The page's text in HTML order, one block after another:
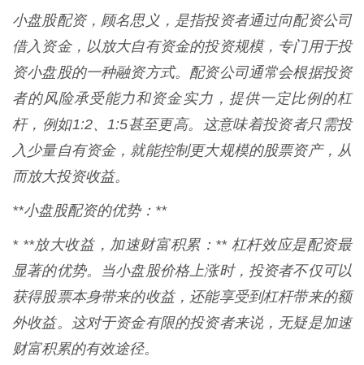
小盘股配资，顾名思义，是指投资者通过向配资公司
借入资金，以放大自有资金的投资规模，专门用于投
资小盘股的一种融资方式。配资公司通常会根据投资
者的风险承受能力和资金实力，提供一定比例的杠
杆，例如1:2、1:5甚至更高。这意味着投资者只需投
入少量自有资金，就能控制更大规模的股票资产，从
而放大投资收益。
**小盘股配资的优势：**
* **放大收益，加速财富积累：** 杠杆效应是配资最
显著的优势。当小盘股价格上涨时，投资者不仅可以
获得股票本身带来的收益，还能享受到杠杆带来的额
外收益。这对于资金有限的投资者来说，无疑是加速
财富积累的有效途径。